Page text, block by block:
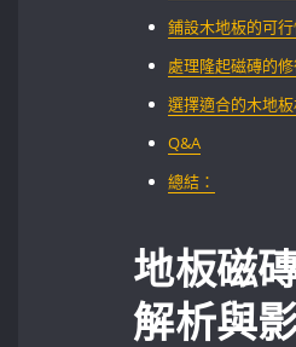
鋪設木地板的可
處理隆起磁磚的
選擇適合的木地
Q&A
總結：
地板磁
解析與